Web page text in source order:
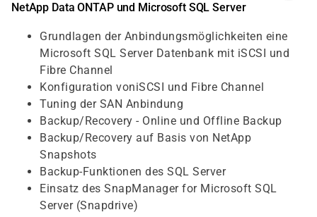
NetApp Data ONTAP und Microsoft SQL Server
Grundlagen der Anbindungsmöglichkeiten eine
Microsoft SQL Server Datenbank mit iSCSI und
Fibre Channel
Konfiguration voniSCSI und Fibre Channel
Tuning der SAN Anbindung
Backup/Recovery - Online und Offline Backup
Backup/Recovery auf Basis von NetApp
Snapshots
Backup-Funktionen des SQL Server
Einsatz des SnapManager for Microsoft SQL
Server (Snapdrive)